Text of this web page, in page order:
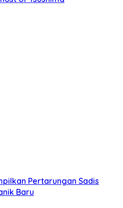
Pertarungan Sadis
Baru